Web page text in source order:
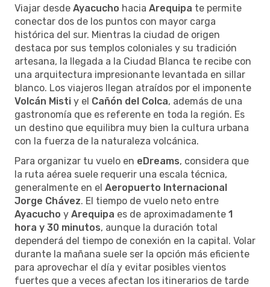
Viajar desde Ayacucho hacia Arequipa te permite
conectar dos de los puntos con mayor carga
histórica del sur. Mientras la ciudad de origen
destaca por sus templos coloniales y su tradición
artesana, la llegada a la Ciudad Blanca te recibe con
una arquitectura impresionante levantada en sillar
blanco. Los viajeros llegan atraídos por el imponente
Volcán Misti y el Cañón del Colca, además de una
gastronomía que es referente en toda la región. Es
un destino que equilibra muy bien la cultura urbana
con la fuerza de la naturaleza volcánica.
Para organizar tu vuelo en eDreams, considera que
la ruta aérea suele requerir una escala técnica,
generalmente en el Aeropuerto Internacional
Jorge Chávez. El tiempo de vuelo neto entre
Ayacucho y Arequipa es de aproximadamente 1
hora y 30 minutos, aunque la duración total
dependerá del tiempo de conexión en la capital. Volar
durante la mañana suele ser la opción más eficiente
para aprovechar el día y evitar posibles vientos
fuertes que a veces afectan los itinerarios de tarde